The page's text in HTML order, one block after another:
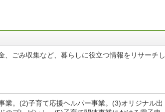
ごみ収集など、暮らしに役立つ情報をリサーチし
業。(2)子育て応援ヘルパー事業。(3)オリジナル出